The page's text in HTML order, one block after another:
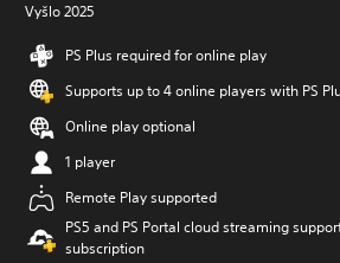
Vyšlo 2025
PS Plus required for online play
Supports up to 4 online players with PS
Online play optional
1 player
Remote Play supported
PS5 and PS Portal cloud streaming
subscription